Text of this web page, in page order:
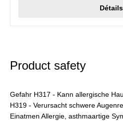
Détails
Product safety
Gefahr H317 - Kann allergische
H319 - Verursacht schwere
Einatmen Allergie, asthmaartige